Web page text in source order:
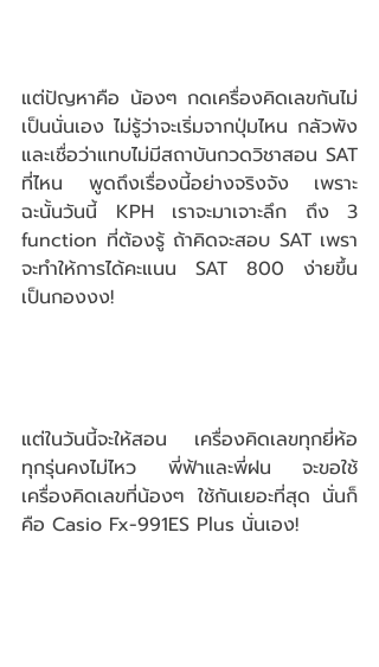
แต่ปัญหาคือ น้องๆ กดเครื่องคิดเลขกันไม่
เป็นนั่นเอง ไม่รู้ว่าจะเริ่มจากปุ่มไหน กลัวพัง
และเชื่อว่าแทบไม่มีสถาบันกวดวิชาสอน SAT
ที่ไหน พูดถึงเรื่องนี้อย่างจริงจัง เพราะ
ฉะนั้นวันนี้ KPH เราจะมาเจาะลึก ถึง 3
function ที่ต้องรู้ ถ้าคิดจะสอบ SAT เพรา
จะทำให้การได้คะแนน SAT 800 ง่ายขึ้น
เป็นกองงง!
แต่ในวันนี้จะให้สอน เครื่องคิดเลขทุกยี่ห้อ
ทุกรุ่นคงไม่ไหว พี่ฟ้าและพี่ฝน จะขอใช้
เครื่องคิดเลขที่น้องๆ ใช้กันเยอะที่สุด นั่นก็
คือ Casio Fx-991ES Plus นั่นเอง!